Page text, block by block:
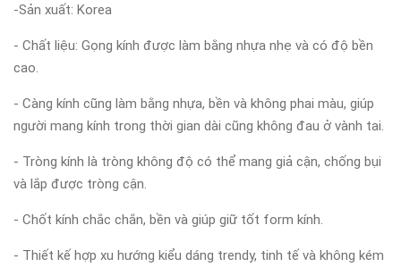
-Sản xuất: Korea
- Chất liệu: Gọng kính được làm bằng nhựa nhẹ và có độ bền
cao.
- Càng kính cũng làm bằng nhựa, bền và không phai màu, giúp
người mang kính trong thời gian dài cũng không đau ở vành tai.
- Tròng kính là tròng không độ có thể mang giả cận, chống bụi
và lắp được tròng cận.
- Chốt kính chắc chắn, bền và giúp giữ tốt form kính.
- Thiết kế hợp xu hướng kiểu dáng trendy, tinh tế và không kém